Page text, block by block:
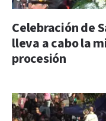
Celebración de
lleva a cabo la
procesión